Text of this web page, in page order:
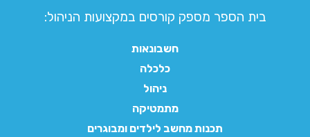
בית הספר מספק קורסים במקצועות הניהול:
חשבונאות
כלכלה
ניהול
מתמטיקה
תכנות מחשב לילדים ומבוגרים